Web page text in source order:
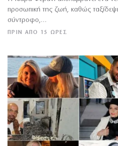
ΠΡΙΝ ΑΠΌ 15 ΏΡΕΣ
προσωπική της ζωή, καθώς
σύντροφο,…